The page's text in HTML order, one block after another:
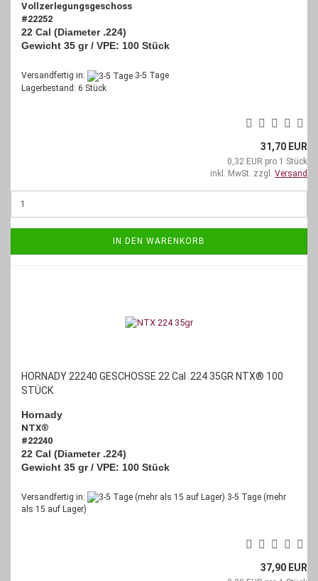
Vollzerlegungsgeschoss
#22252
22 Cal (Diameter .224)
Gewicht 35 gr / VPE: 100 Stück
Versandfertig in:
3-5 Tage
Lagerbestand: 6 Stück
31,70 EUR
0,32 EUR pro 1 Stück
inkl. MwSt. zzgl. Versand
IN DEN WARENKORB
HORNADY 22240 GESCHOSSE 22 Cal .224 35GR NTX® 100
STÜCK
Hornady
NTX®
#22240
22 Cal (Diameter .224)
Gewicht 35 gr / VPE: 100 Stück
Versandfertig in:
3-5 Tage (mehr
als 15 auf Lager)
37,90 EUR